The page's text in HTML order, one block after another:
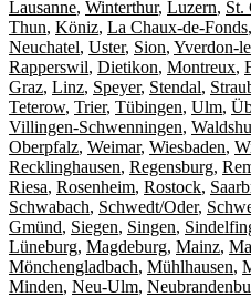
Lausanne, Winterthur, Luzern, St.
Thun, Köniz, La Chaux-de-Fonds,
Neuchatel, Uster, Sion, Yverdon-
Rapperswil, Dietikon, Montreux,
Graz, Linz, Speyer, Stendal,
Teterow, Trier, Tübingen, Ulm,
Villingen-Schwenningen,
Oberpfalz, Weimar, Wiesbaden,
Recklinghausen, Regensburg,
Riesa, Rosenheim, Rostock,
Schwabach, Schwedt/Oder,
Gmünd, Siegen, Singen,
Lüneburg, Magdeburg, Mainz,
Mönchengladbach, Mühlhausen,
Minden, Neu-Ulm,